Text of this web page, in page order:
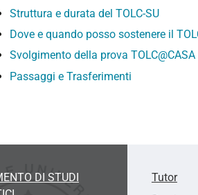
Struttura e durata del TOLC-SU
Dove e quando posso sostenere il
Svolgimento della prova TOLC@CASA
Passaggi e Trasferimenti
DI STUDI
Tutor